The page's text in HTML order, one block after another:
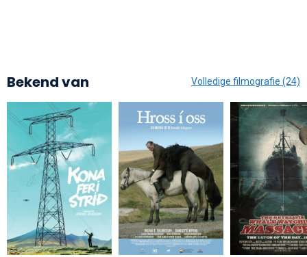
Bekend van Volledige filmografie (24)